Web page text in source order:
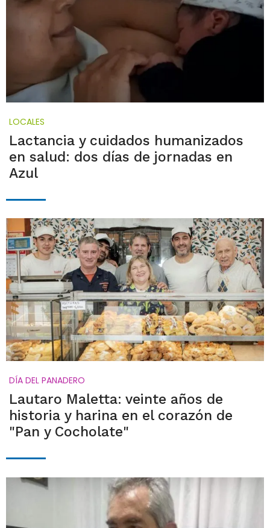
LOCALES
Lactancia y cuidados humanizados
en salud: dos días de jornadas en
Azul
DÍA DEL PANADERO
Lautaro Maletta: veinte años de
historia y harina en el corazón de
"Pan y Cocholate"